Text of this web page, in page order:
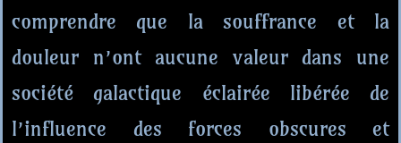
comprendre que la souffrance et la
douleur n’ont aucune valeur dans une
société galactique éclairée libérée de
l’influence des forces obscures et